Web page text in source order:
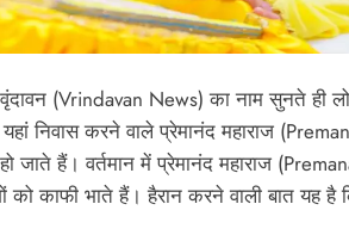
(Vrindavan News) का नाम सुनते ही
निवास करने वाले प्रेमानंद महाराज
जाते हैं। वर्तमान में प्रेमानंद महाराज
काफी भाते हैं। हैरान करने वाली बात यह है